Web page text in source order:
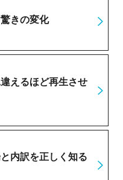
きの変化
えるほど再生させ
内訳を正しく知る